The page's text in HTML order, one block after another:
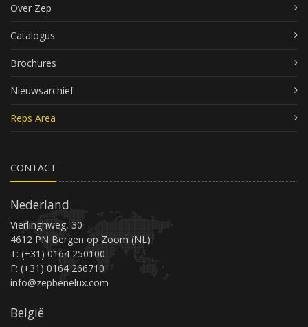
Over Zep
Catalogus
Brochures
Nieuwsarchief
Reps Area
CONTACT
Nederland
Vierlinghweg, 30
4612 PN Bergen op Zoom (NL)
T: (+31) 0164 250100
F: (+31) 0164 266710
info@zepbenelux.com
België